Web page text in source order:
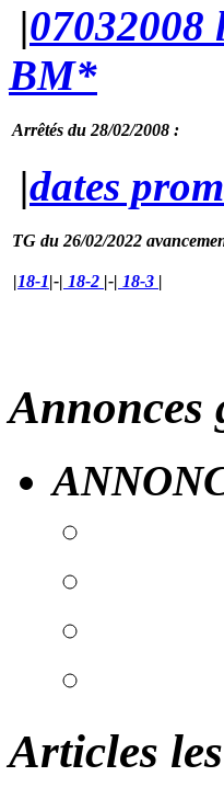
|07032008
BM*
Arrêtés du 28/02/2008 :
|dates
TG du 26/02/2022
|18-1|-| 18-2 |-| 18-3 |
Annonces
Articles